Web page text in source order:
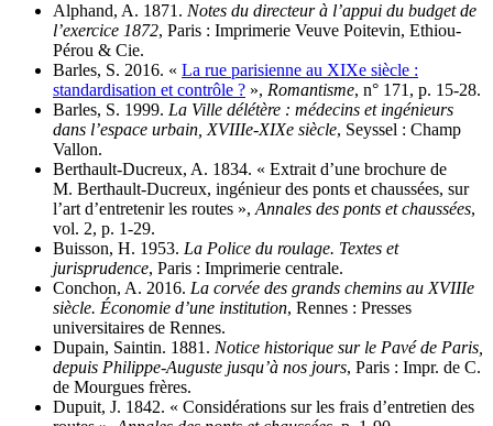
Alphand, A. 1871. Notes du directeur à l’appui du budget de
l’exercice 1872, Paris : Imprimerie Veuve Poitevin, Ethiou-
Pérou & Cie.
Barles, S. 2016. « La rue parisienne au XIXe siècle :
standardisation et contrôle ? », Romantisme, n° 171, p. 15-28.
Barles, S. 1999. La Ville délétère : médecins et ingénieurs
dans l’espace urbain, XVIIIe-XIXe siècle, Seyssel : Champ
Vallon.
Berthault-Ducreux, A. 1834. « Extrait d’une brochure de
M. Berthault-Ducreux, ingénieur des ponts et chaussées, sur
l’art d’entretenir les routes », Annales des ponts et chaussées,
vol. 2, p. 1-29.
Buisson, H. 1953. La Police du roulage. Textes et
jurisprudence, Paris : Imprimerie centrale.
Conchon, A. 2016. La corvée des grands chemins au XVIIIe
siècle. Économie d’une institution, Rennes : Presses
universitaires de Rennes.
Dupain, Saintin. 1881. Notice historique sur le Pavé de Paris,
depuis Philippe-Auguste jusqu’à nos jours, Paris : Impr. de C.
de Mourgues frères.
Dupuit, J. 1842. « Considérations sur les frais d’entretien des